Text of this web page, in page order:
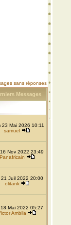
sans réponses
Messages
23 Mai 2026 10:11
samuel
Nov 2022 23:49
Panafricain
21 Juil 2022 20:00
olitank
18 Mai 2022 05:27
Ambila